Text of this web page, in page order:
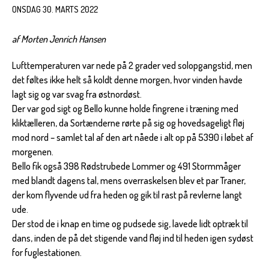
ONSDAG 30. MARTS 2022
af Morten Jenrich Hansen
Lufttemperaturen var nede på 2 grader ved solopgangstid, men
det føltes ikke helt så koldt denne morgen, hvor vinden havde
lagt sig og var svag fra østnordøst.
Der var god sigt og Bello kunne holde fingrene i træning med
kliktælleren, da Sortænderne rørte på sig og hovedsageligt fløj
mod nord – samlet tal af den art nåede i alt op på 5390 i løbet af
morgenen.
Bello fik også 398 Rødstrubede Lommer og 491 Stormmåger
med blandt dagens tal, mens overraskelsen blev et par Traner,
der kom flyvende ud fra heden og gik til rast på revlerne langt
ude.
Der stod de i knap en time og pudsede sig, lavede lidt optræk til
dans, inden de på det stigende vand fløj ind til heden igen sydøst
for fuglestationen.